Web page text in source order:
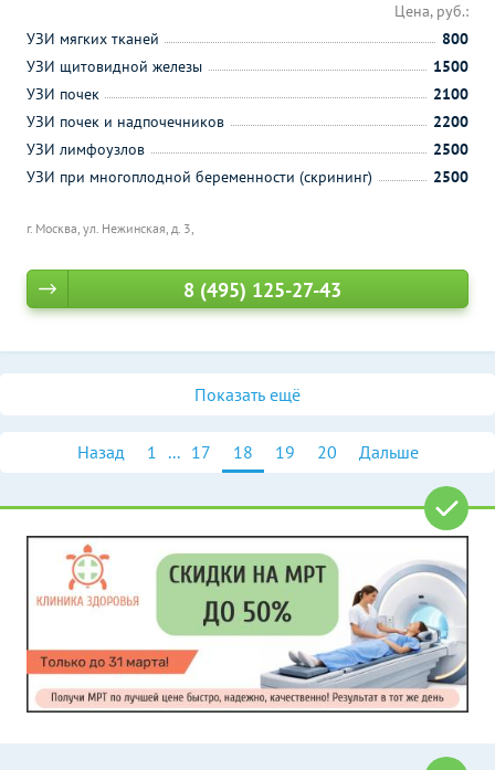
г. Москва, ул. Нежинская, д. 3,
Цена, руб.:
УЗИ мягких тканей
800
УЗИ щитовидной железы
1500
УЗИ почек
2100
УЗИ почек и надпочечников
2200
УЗИ лимфоузлов
2500
УЗИ при многоплодной беременности (скрининг)
2500
8 (495) 125-27-43
Показать ещё
Назад 1 ... 17 18 19 20 Дальше